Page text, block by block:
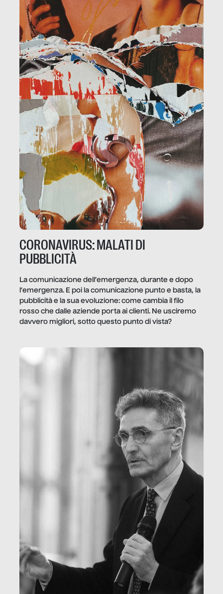
CORONAVIRUS: MALATI DI
PUBBLICITÀ
La comunicazione dell’emergenza, durante e dopo
l’emergenza. E poi la comunicazione punto e basta, la
pubblicità e la sua evoluzione: come cambia il filo
rosso che dalle aziende porta ai clienti. Ne usciremo
davvero migliori, sotto questo punto di vista?